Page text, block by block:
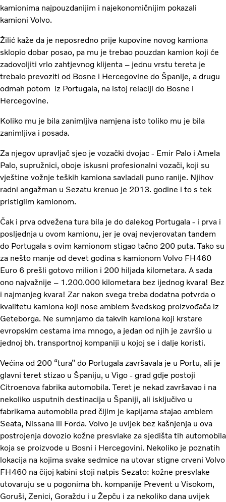
kamionima najpouzdanijim i najekonomičnijim pokazali
kamioni Volvo.
Žilić kaže da je neposredno prije kupovine novog kamiona
sklopio dobar posao, pa mu je trebao pouzdan kamion koji će
zadovoljiti vrlo zahtjevnog klijenta – jednu vrstu tereta je
trebalo prevoziti od Bosne i Hercegovine do Španije, a drugu
odmah potom iz Portugala, na istoj relaciji do Bosne i
Hercegovine.
Koliko mu je bila zanimljiva namjena isto toliko mu je bila
zanimljiva i posada.
Za njegov upravljač sjeo je vozački dvojac - Emir Palo i Amela
Palo, supružnici, oboje iskusni profesionalni vozači, koji su
vještine vožnje teških kamiona savladali puno ranije. Njihov
radni angažman u Sezatu krenuo je 2013. godine i to s tek
pristiglim kamionom.
Čak i prva odvežena tura bila je do dalekog Portugala - i prva i
posljednja u ovom kamionu, jer je ovaj nevjerovatan tandem
do Portugala s ovim kamionom stigao tačno 200 puta. Tako su
za nešto manje od devet godina s kamionom Volvo FH460
Euro 6 prešli gotovo milion i 200 hiljada kilometara. A sada
ono najvažnije – 1.200.000 kilometara bez ijednog kvara! Bez
i najmanjeg kvara! Zar nakon svega treba dodatna potvrda o
kvalitetu kamiona koji nose amblem švedskog proizvođača iz
Geteborga. Ne sumnjamo da takvih kamiona koji krstare
evropskim cestama ima mnogo, a jedan od njih je završio u
jednoj bh. transportnoj kompaniji u kojoj se i dalje koristi.
Većina od 200 “tura” do Portugala završavala je u Portu, ali je
glavni teret stizao u Španiju, u Vigo - grad gdje postoji
Citroenova fabrika automobila. Teret je nekad završavao i na
nekoliko usputnih destinacija u Španiji, ali isključivo u
fabrikama automobila pred čijim je kapijama stajao amblem
Seata, Nissana ili Forda. Volvo je uvijek bez kašnjenja u ova
postrojenja dovozio kožne presvlake za sjedišta tih automobila
koja se proizvode u Bosni i Hercegovini. Nekoliko je poznatih
lokacija na kojima svake sedmice na utovar stigne crveni Volvo
FH460 na čijoj kabini stoji natpis Sezato: kožne presvlake
utovaruju se u pogonima bh. kompanije Prevent u Visokom,
Goruši, Zenici, Goraždu i u Žepču i za nekoliko dana uvijek